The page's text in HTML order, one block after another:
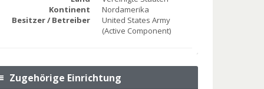
Kontinent
Nordamerika
Besitzer / Betreiber
United States Army
(Active Component)
Zugehörige Einrichtung